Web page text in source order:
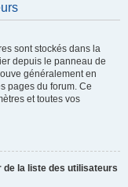
sont stockés dans la
depuis le panneau de
généralement en
pages du forum. Ce
et toutes vos
de la liste des utilisateurs